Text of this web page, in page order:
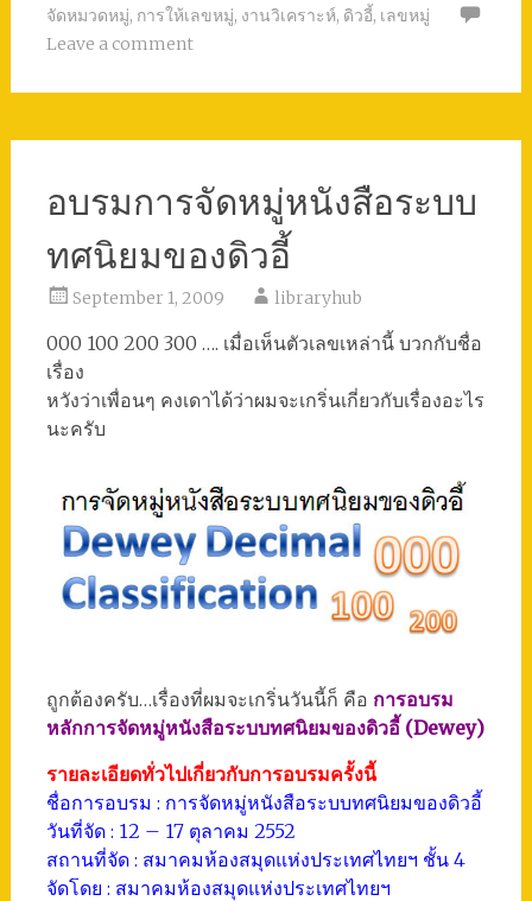
จัดหมวดหมู่, การให้เลขหมู่, งานวิเคราะห์, ดิวอี้, เลขหมู่
Leave a comment
อบรมการจัดหมู่หนังสือระบบ
ทศนิยมของดิวอี้
September 1, 2009 libraryhub
000 100 200 300 …. เมื่อเห็นตัวเลขเหล่านี้ บวกกับชื่อ
เรื่อง
หวังว่าเพื่อนๆ คงเดาได้ว่าผมจะเกริ่นเกี่ยวกับเรื่องอะไร
นะครับ
ถูกต้องครับ…เรื่องที่ผมจะเกริ่นวันนี้ก็ คือ การอบรม
หลักการจัดหมู่หนังสือระบบทศนิยมของดิวอี้ (Dewey)
รายละเอียดทั่วไปเกี่ยวกับการอบรมครั้งนี้
ชื่อการอบรม : การจัดหมู่หนังสือระบบทศนิยมของดิวอี้
วันที่จัด : 12 – 17 ตุลาคม 2552
สถานที่จัด : สมาคมห้องสมุดแห่งประเทศไทยฯ ชั้น 4
จัดโดย : สมาคมห้องสมุดแห่งประเทศไทยฯ